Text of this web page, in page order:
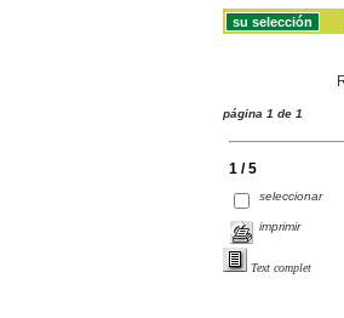
página 1 de 1
1 / 5
seleccionar
imprimir
Text complet